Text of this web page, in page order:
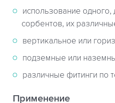
использование одного,
сорбентов, их
вертикальное или
подземные или
различные фитинги по
Применение